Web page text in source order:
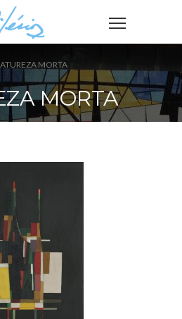
MORTA
MORTA